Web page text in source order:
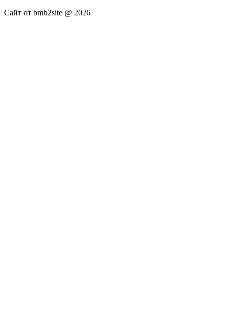
Сайт от bmb2site @ 2026